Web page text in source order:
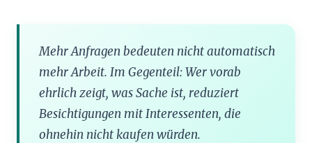
Mehr Anfragen bedeuten nicht automatisch
mehr Arbeit. Im Gegenteil: Wer vorab
ehrlich zeigt, was Sache ist, reduziert
Besichtigungen mit Interessenten, die
ohnehin nicht kaufen würden.